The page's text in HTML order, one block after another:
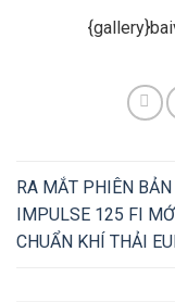
RA MẮT PHIÊN
IMPULSE 125 FI
CHUẨN KHÍ THẢI